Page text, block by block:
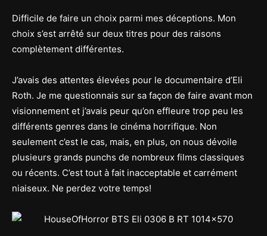
Difficile de faire un choix parmi mes déceptions. Mon
choix s’est arrêté sur deux titres pour des raisons
complètement différentes.
J’avais des attentes élevées pour le documentaire d’Eli
Roth. Je me questionnais sur sa façon de faire avant mon
visionnement et j’avais peur qu’on effleure trop peu les
différents genres dans le cinéma horrifique. Non
seulement c’est le cas, mais, en plus, on nous dévoile
plusieurs grands punchs de nombreux films classiques
ou récents. C’est tout à fait inacceptable et carrément
niaiseux. Ne perdez votre temps!